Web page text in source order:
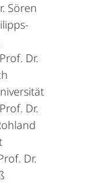
Sören
Dr.
Dr.
Dr.